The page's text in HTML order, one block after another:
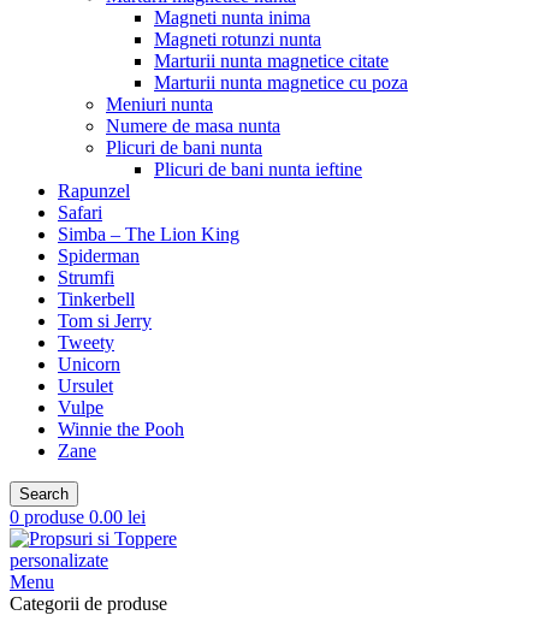
Magneti nunta inima
Magneti rotunzi nunta
Marturii nunta magnetice citate
Marturii nunta magnetice cu poza
Meniuri nunta
Numere de masa nunta
Plicuri de bani nunta
Plicuri de bani nunta ieftine
Rapunzel
Safari
Simba – The Lion King
Spiderman
Strumfi
Tinkerbell
Tom si Jerry
Tweety
Unicorn
Ursulet
Vulpe
Winnie the Pooh
Zane
Search
0 produse 0.00 lei
Menu
Categorii de produse